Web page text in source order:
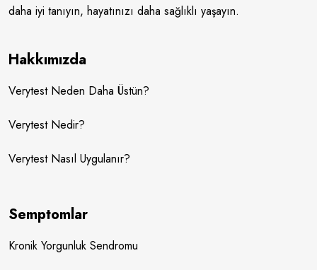
daha iyi tanıyın, hayatınızı daha sağlıklı yaşayın.
Hakkımızda
Verytest Neden Daha Üstün?
Verytest Nedir?
Verytest Nasıl Uygulanır?
Semptomlar
Kronik Yorgunluk Sendromu